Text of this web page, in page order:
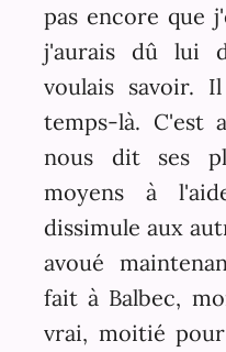
pas encore que
j'aurais dû lui
voulais savoir.
temps-là. C'est
nous dit ses
moyens à
dissimule aux
avoué
fait à Balbec,
vrai, moitié